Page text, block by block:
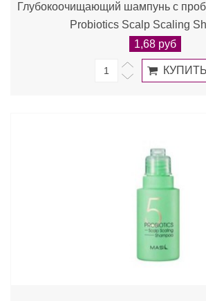
Глубокоочищающий шампунь с
Probiotics Scalp Scaling
1,68 руб